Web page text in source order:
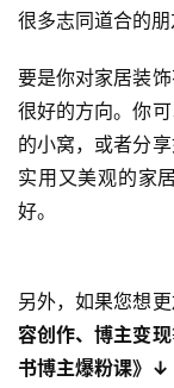
很多志同道合的朋
要是你对家居装
很好的方向。你
的小窝，或者分
实用又美观的家
好。
另外，如果您想
容创作、博主变现
书博主爆粉课》↓